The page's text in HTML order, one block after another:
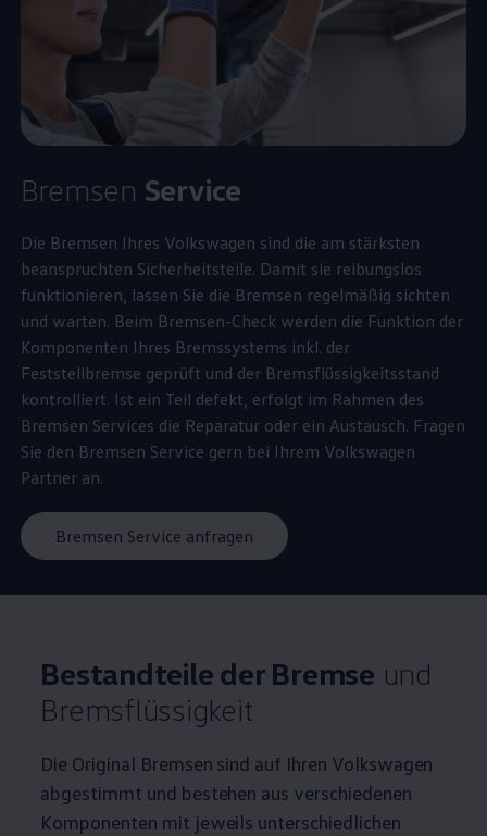
Bremsen Service
Die Bremsen Ihres Volkswagen sind die am stärksten
beanspruchten Sicherheitsteile. Damit sie reibungslos
funktionieren, lassen Sie die Bremsen regelmäßig sichten
und warten. Beim Bremsen-Check werden die Funktion der
Komponenten Ihres Bremssystems inkl. der
Feststellbremse geprüft und der Bremsflüssigkeitsstand
kontrolliert. Ist ein Teil defekt, erfolgt im Rahmen des
Bremsen Services die Reparatur oder ein Austausch. Fragen
Sie den Bremsen Service gern bei Ihrem Volkswagen
Partner an.
Bremsen Service anfragen
Bestandteile der Bremse und
Bremsflüssigkeit
Die Original Bremsen sind auf Ihren Volkswagen
abgestimmt und bestehen aus verschiedenen
Komponenten mit jeweils unterschiedlichen